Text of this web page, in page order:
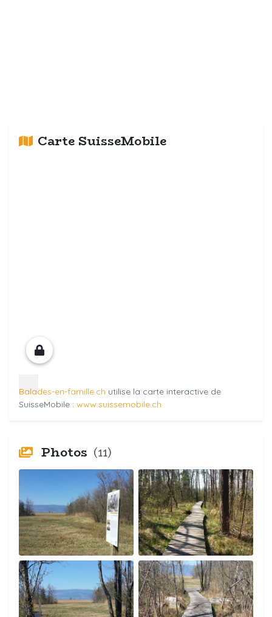
Carte SuisseMobile
Balades-en-famille.ch utilise la carte interactive de
SuisseMobile : www.suissemobile.ch
Photos (11)